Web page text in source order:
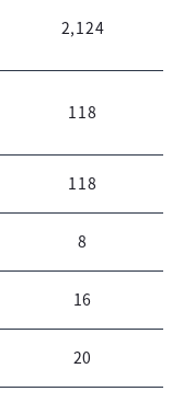
2,124
118
118
8
16
20